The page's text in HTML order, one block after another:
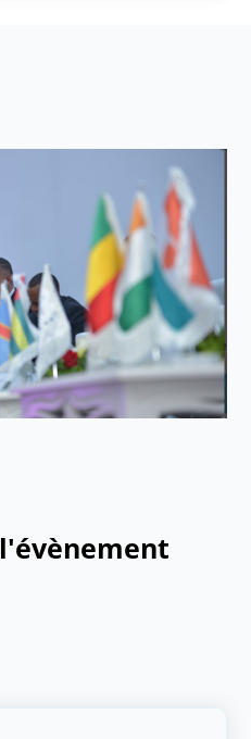
l'évènement